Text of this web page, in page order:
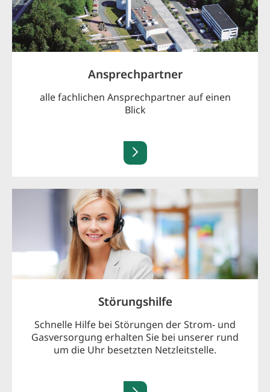
Ansprechpartner
alle fachlichen Ansprechpartner auf einen
Blick
Störungshilfe
Schnelle Hilfe bei Störungen der Strom- und
Gasversorgung erhalten Sie bei unserer rund
um die Uhr besetzten Netzleitstelle.